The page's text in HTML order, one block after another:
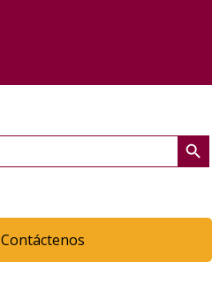
Botón de
Contáctenos